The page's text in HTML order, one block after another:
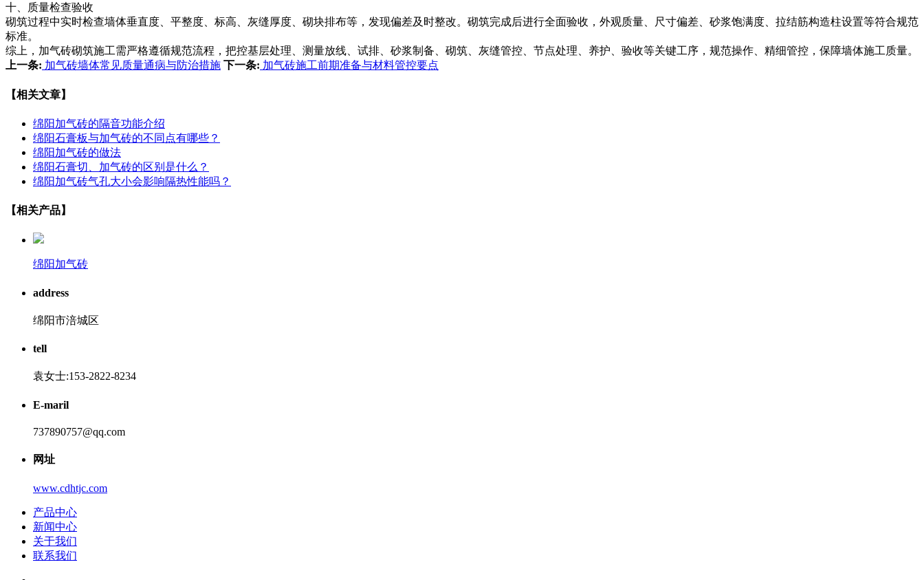
十、质量检查验收
砌筑过程中实时检查墙体垂直度、平整度、标高、灰缝厚度、砌块排布等，发现偏差及时整改。砌筑完成后进行全面验收，外观质量、尺寸偏差、砂浆饱满度、拉结筋构造柱设置等符合规范
标准。
综上，加气砖砌筑施工需严格遵循规范流程，把控基层处理、测量放线、试排、砂浆制备、砌筑、灰缝管控、节点处理、养护、验收等关键工序，规范操作、精细管控，保障墙体施工质量。
上一条: 加气砖墙体常见质量通病与防治措施 下一条: 加气砖施工前期准备与材料管控要点
【相关文章】
绵阳加气砖的隔音功能介绍
绵阳石膏板与加气砖的不同点有哪些？
绵阳加气砖的做法
绵阳石膏切、加气砖的区别是什么？
绵阳加气砖气孔大小会影响隔热性能吗？
【相关产品】
绵阳加气砖
address
绵阳市涪城区
tell
袁女士:153-2822-8234
E-maril
737890757@qq.com
网址
www.cdhtjc.com
产品中心
新闻中心
关于我们
联系我们